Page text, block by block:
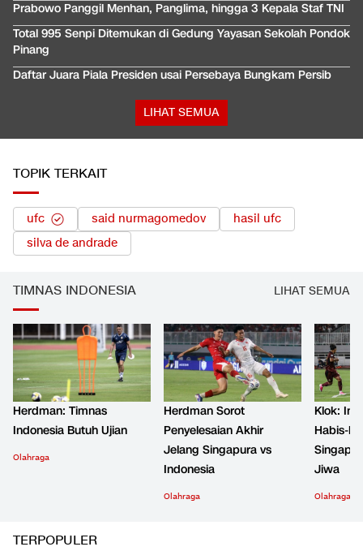
Prabowo Panggil Menhan, Panglima, hingga 3 Kepala Staf TNI
Total 995 Senpi Ditemukan di Gedung Yayasan Sekolah Pondok
Pinang
Daftar Juara Piala Presiden usai Persebaya Bungkam Persib
LIHAT SEMUA
TOPIK TERKAIT
ufc said nurmagomedov
hasil ufc
silva de andrade
TIMNAS INDONESIA LIHAT SEMUA
Herdman: Timnas
Indonesia Butuh Ujian
Olahraga
Herdman Sorot
Penyelesaian Akhir
Jelang Singapura vs
Indonesia
Olahraga
Klok:
Habis-
Jiwa
Olahraga
TERPOPULER